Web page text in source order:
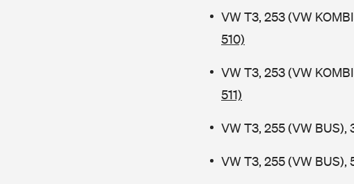
VW T3, 253 (VW
510)
VW T3, 253 (VW
511)
VW T3, 255 (VW BUS),
VW T3, 255 (VW BUS),